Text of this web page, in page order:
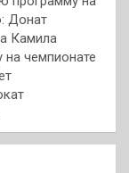
Донат
Камила
чемпионате